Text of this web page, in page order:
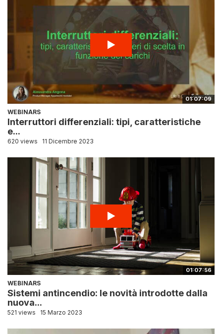
01:07:09
WEBINARS
Interruttori differenziali: tipi, caratteristiche
e...
620 views 11 Dicembre 2023
01:07:56
WEBINARS
Sistemi antincendio: le novità introdotte dalla
nuova...
521 views 15 Marzo 2023